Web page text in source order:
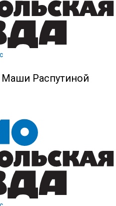
Распутиной